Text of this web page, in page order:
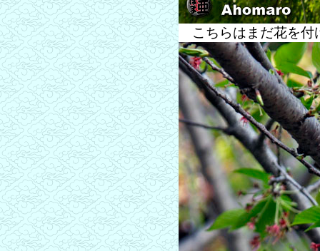
こちらはまだ花を付